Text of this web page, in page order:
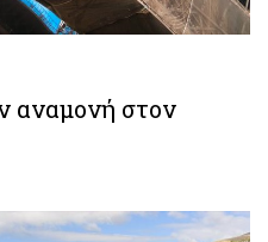
αναμονή στον